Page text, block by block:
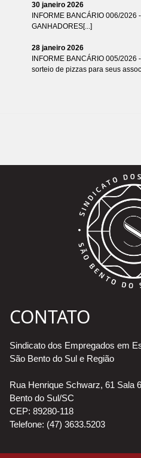
30 janeiro 2026
INFORME BANCÁRIO 006/2026
GANHADORES[...]
28 janeiro 2026
INFORME BANCÁRIO 005/2026
sorteio de pizzas para seus
CONTATO
Sindicato dos Empregados em
São Bento do Sul e Região
Rua Henrique Schwarz, 61 Sala
Bento do Sul/SC
CEP: 89280-118
Telefone: (47) 3633.5203